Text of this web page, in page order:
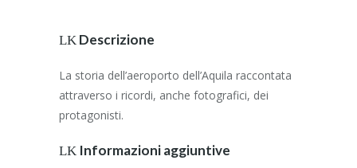
Descrizione
La storia dell’aeroporto dell’Aquila raccontata
attraverso i ricordi, anche fotografici, dei
protagonisti.
Informazioni aggiuntive